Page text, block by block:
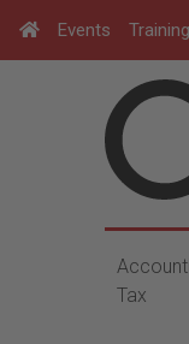
Events
Tax